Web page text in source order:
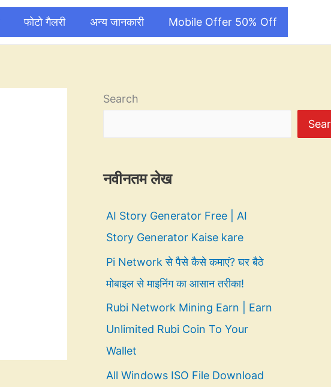
फोटो गैलरी अन्य जानकारी Mobile Offer 50% Off
Search
नवीनतम लेख
AI Story Generator Free | AI
Story Generator Kaise kare
Pi Network से पैसे कैसे कमाएं? घर बैठे
मोबाइल से माइनिंग का आसान तरीका!
Rubi Network Mining Earn | Earn
Unlimited Rubi Coin To Your
Wallet
All Windows ISO File Download